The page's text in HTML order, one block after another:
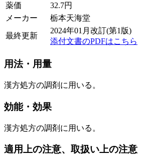
薬価
32.7円
メーカー
栃本天海堂
最終更新
2024年01月改訂(第1版)
添付文書のPDFはこちら
用法・用量
漢方処方の調剤に用いる。
効能・効果
漢方処方の調剤に用いる。
適用上の注意、取扱い上の注意